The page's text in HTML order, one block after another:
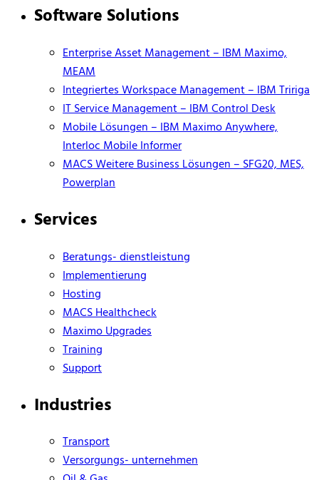
Software Solutions
Enterprise Asset Management – IBM Maximo,
MEAM
Integriertes Workspace Management – IBM Tririga
IT Service Management – IBM Control Desk
Mobile Lösungen – IBM Maximo Anywhere,
Interloc Mobile Informer
MACS Weitere Business Lösungen – SFG20, MES,
Powerplan
Services
Beratungs- dienstleistung
Implementierung
Hosting
MACS Healthcheck
Maximo Upgrades
Training
Support
Industries
Transport
Versorgungs- unternehmen